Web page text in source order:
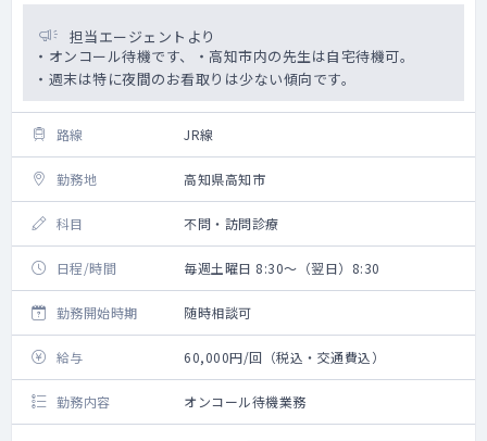
担当エージェントより
・オンコール待機です、・高知市内の先生は自宅待機可。
・週末は特に夜間のお看取りは少ない傾向です。
路線 JR線
勤務地 高知県高知市
科目 不問・訪問診療
日程/時間 毎週土曜日 8:30～（翌日）8:30
勤務開始時期 随時相談可
給与 60,000円/回（税込・交通費込）
勤務内容 オンコール待機業務